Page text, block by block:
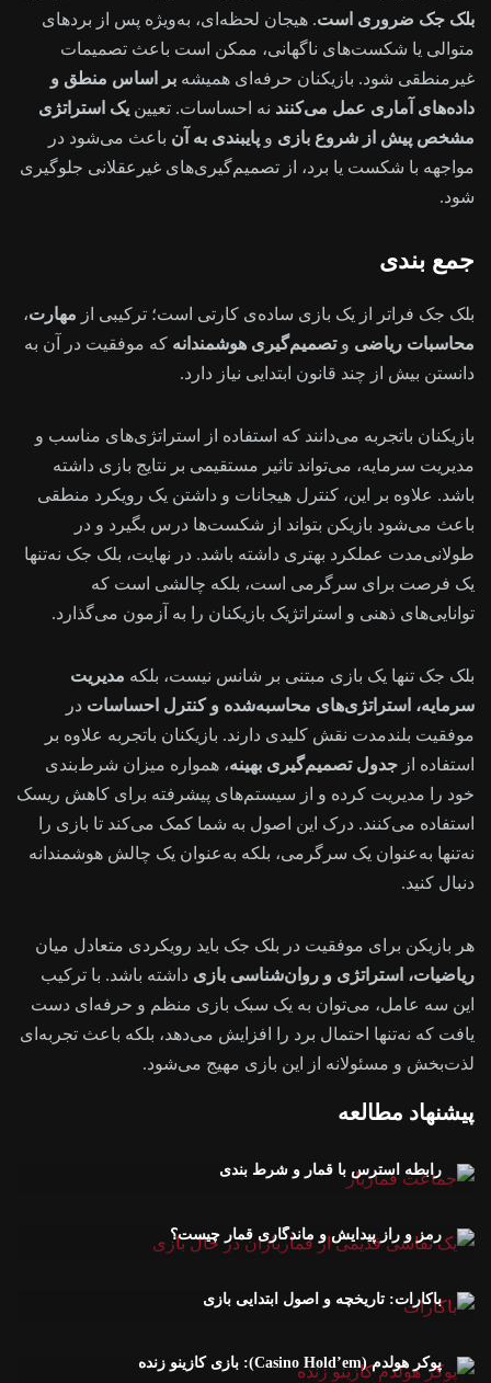
بلک جک ضروری است. هیجان لحظه‌ای، به‌ویژه پس از بردهای
متوالی یا شکست‌های ناگهانی، ممکن است باعث تصمیمات
غیرمنطقی شود. بازیکنان حرفه‌ای همیشه بر اساس منطق و
داده‌های آماری عمل می‌کنند نه احساسات. تعیین یک استراتژی
مشخص پیش از شروع بازی و پایبندی به آن باعث می‌شود در
مواجهه با شکست یا برد، از تصمیم‌گیری‌های غیرعقلانی جلوگیری
شود.
جمع‌ بندی
بلک جک فراتر از یک بازی ساده‌ی کارتی است؛ ترکیبی از مهارت،
محاسبات ریاضی وتصمیم‌گیری هوشمندانه که موفقیت در آن به
دانستن بیش از چند قانون ابتدایی نیاز دارد.
بازیکنان باتجربه می‌دانند که استفاده از استراتژی‌های مناسب و
مدیریت سرمایه، می‌تواند تاثیر مستقیمی بر نتایج بازی داشته
باشد. علاوه بر این، کنترل هیجانات و داشتن یک رویکرد منطقی
باعث می‌شود بازیکن بتواند از شکست‌ها درس بگیرد و در
طولانی‌مدت عملکرد بهتری داشته باشد. در نهایت، بلک جک نه‌تنها
یک فرصت برای سرگرمی است، بلکه چالشی است که
توانایی‌های ذهنی و استراتژیک بازیکنان را به آزمون می‌گذارد.
بلک جک تنها یک بازی مبتنی بر شانس نیست، بلکه مدیریت
سرمایه، استراتژی‌های محاسبه‌شده و کنترل احساسات در
موفقیت بلندمدت نقش کلیدی دارند. بازیکنان باتجربه علاوه بر
استفاده از جدول تصمیم‌گیری بهینه، همواره میزان شرط‌بندی
خود را مدیریت کرده و از سیستم‌های پیشرفته برای کاهش ریسک
استفاده می‌کنند. درک این اصول به شما کمک می‌کند تا بازی را
نه‌تنها به‌عنوان یک سرگرمی، بلکه به‌عنوان یک چالش هوشمندانه
دنبال کنید.
هر بازیکن برای موفقیت در بلک جک باید رویکردی متعادل میان
ریاضیات، استراتژی و روان‌شناسی بازی داشته باشد. با ترکیب
این سه عامل، می‌توان به یک سبک بازی منظم و حرفه‌ای دست
یافت که نه‌تنها احتمال برد را افزایش می‌دهد، بلکه باعث تجربه‌ای
لذت‌بخش و مسئولانه از این بازی مهیج می‌شود.
پیشنهاد مطالعه
رابطه استرس با قمار و شرط بندی
رمز و راز پیدایش و ماندگاری قمار چیست؟
باکارات: تاریخچه و اصول ابتدایی بازی
پوکر هولدم (Casino Hold’em): بازی کازینو زنده